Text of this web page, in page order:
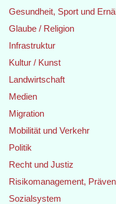
Gesundheit, Sport und
Glaube / Religion
Infrastruktur
Kultur / Kunst
Landwirtschaft
Medien
Migration
Mobilität und Verkehr
Politik
Recht und Justiz
Risikomanagement,
Sozialsystem